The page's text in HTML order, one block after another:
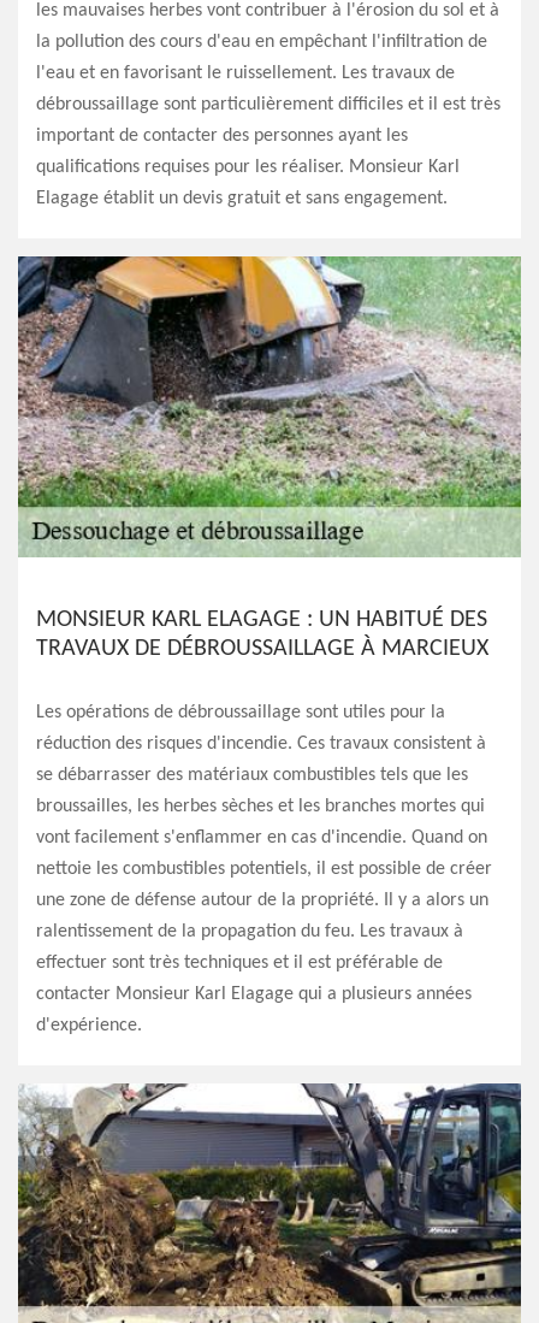
les mauvaises herbes vont contribuer à l'érosion du sol et à
la pollution des cours d'eau en empêchant l'infiltration de
l'eau et en favorisant le ruissellement. Les travaux de
débroussaillage sont particulièrement difficiles et il est très
important de contacter des personnes ayant les
qualifications requises pour les réaliser. Monsieur Karl
Elagage établit un devis gratuit et sans engagement.
MONSIEUR KARL ELAGAGE : UN HABITUÉ DES
TRAVAUX DE DÉBROUSSAILLAGE À MARCIEUX
Les opérations de débroussaillage sont utiles pour la
réduction des risques d'incendie. Ces travaux consistent à
se débarrasser des matériaux combustibles tels que les
broussailles, les herbes sèches et les branches mortes qui
vont facilement s'enflammer en cas d'incendie. Quand on
nettoie les combustibles potentiels, il est possible de créer
une zone de défense autour de la propriété. Il y a alors un
ralentissement de la propagation du feu. Les travaux à
effectuer sont très techniques et il est préférable de
contacter Monsieur Karl Elagage qui a plusieurs années
d'expérience.